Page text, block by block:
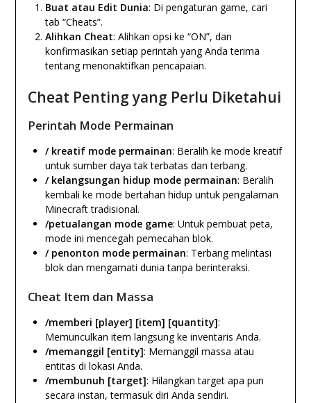
Buat atau Edit Dunia: Di pengaturan game, cari
tab “Cheats”.
Alihkan Cheat: Alihkan opsi ke “ON”, dan
konfirmasikan setiap perintah yang Anda terima
tentang menonaktifkan pencapaian.
Cheat Penting yang Perlu Diketahui
Perintah Mode Permainan
/ kreatif mode permainan: Beralih ke mode kreatif
untuk sumber daya tak terbatas dan terbang.
/ kelangsungan hidup mode permainan: Beralih
kembali ke mode bertahan hidup untuk pengalaman
Minecraft tradisional.
/petualangan mode game: Untuk pembuat peta,
mode ini mencegah pemecahan blok.
/ penonton mode permainan: Terbang melintasi
blok dan mengamati dunia tanpa berinteraksi.
Cheat Item dan Massa
/memberi [player] [item] [quantity]:
Memunculkan item langsung ke inventaris Anda.
/memanggil [entity]: Memanggil massa atau
entitas di lokasi Anda.
/membunuh [target]: Hilangkan target apa pun
secara instan, termasuk diri Anda sendiri.